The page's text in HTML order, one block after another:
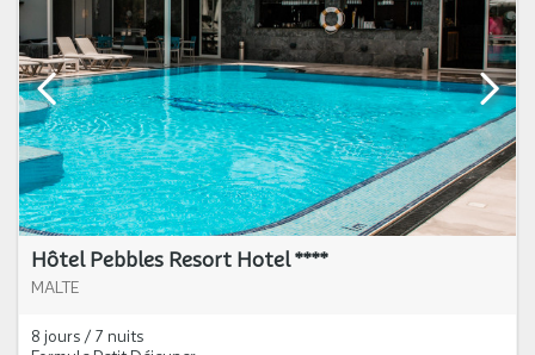
Hôtel Pebbles Resort Hotel ****
MALTE
8 jours / 7 nuits